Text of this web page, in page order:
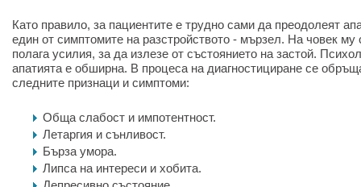
Като правило, за пациентите е трудно сами да преодолеят
един от симптомите на разстройството - мързел. На човек
полага усилия, за да излезе от състоянието на застой.
апатията е обширна. В процеса на диагностициране се
следните признаци и симптоми:
Обща слабост и импотентност.
Летаргия и сънливост.
Бърза умора.
Липса на интереси и хобита.